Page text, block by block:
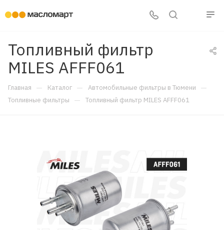
Топливный фильтр
MILES AFFF061
Главная — Каталог — Автомобильные фильтры в Тюмени —
Топливные фильтры — Топливный фильтр MILES AFFF061